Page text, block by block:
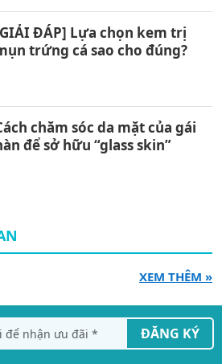
ĐÁP] Lựa chọn kem trị
trứng cá sao cho đúng?
chăm sóc da mặt của gái
để sở hữu “glass skin”
XEM THÊM »
ĐĂNG KÝ